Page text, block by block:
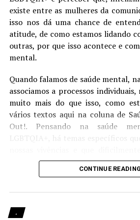
Compartilhe isso:
existe entre as mulheres da
isso nos dá uma chance de
atitude, de como estamos lidando
outras, por que isso acontece e
mental.
Quando falamos de saúde mental,
associamos a processos
muito mais do que isso, como
vários textos aqui na coluna de
Out!. Pensando na saúde
LGBTQIA+, há temas específicos
científicas ou são temas de
acadêmica, mas que estão sendo
LesB Saúde | Prevenção de ISTs
CONTINUE READING
.